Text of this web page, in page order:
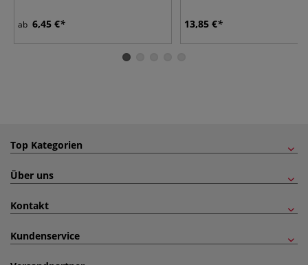
ab 6,45 € 13,85 €
Top Kategorien
Über uns
Kontakt
Kundenservice